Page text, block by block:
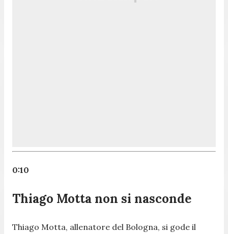
0:10
Thiago Motta non si nasconde
Thiago Motta, allenatore del Bologna, si gode il